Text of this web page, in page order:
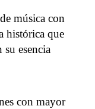
música con
histórica que
su esencia
con mayor